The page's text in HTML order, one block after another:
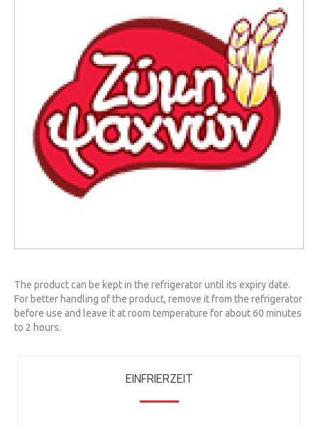
The product can be kept in the refrigerator until its expiry date.
For better handling of the product, remove it from the refrigerator
before use and leave it at room temperature for about 60 minutes
to 2 hours.
EINFRIERZEIT